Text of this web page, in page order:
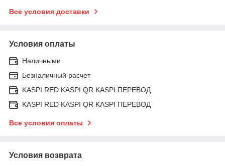
Все условия доставки
Условия оплаты
Наличными
Безналичный расчет
KASPI RED KASPI QR KASPI ПЕРЕВОД
KASPI RED KASPI QR KASPI ПЕРЕВОД
Все условия оплаты
Условия возврата